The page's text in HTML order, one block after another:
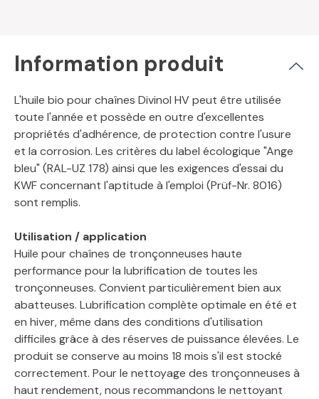
Information produit
L'huile bio pour chaînes Divinol HV peut être utilisée
toute l'année et possède en outre d'excellentes
propriétés d'adhérence, de protection contre l'usure
et la corrosion. Les critères du label écologique "Ange
bleu" (RAL-UZ 178) ainsi que les exigences d'essai du
KWF concernant l'aptitude à l'emploi (Prüf-Nr. 8016)
sont remplis.
Utilisation / application
Huile pour chaînes de tronçonneuses haute
performance pour la lubrification de toutes les
tronçonneuses. Convient particulièrement bien aux
abatteuses. Lubrification complète optimale en été et
en hiver, même dans des conditions d'utilisation
difficiles grâce à des réserves de puissance élevées. Le
produit se conserve au moins 18 mois s'il est stocké
correctement. Pour le nettoyage des tronçonneuses à
haut rendement, nous recommandons le nettoyant